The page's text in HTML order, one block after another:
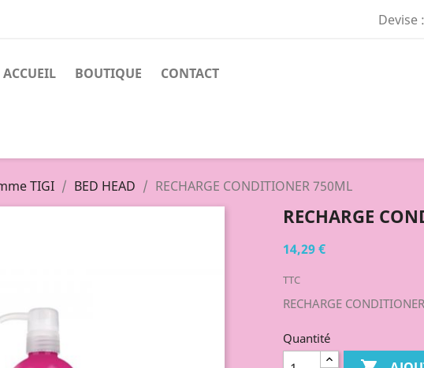
Devise :
ACCUEIL BOUTIQUE CONTACT
TIGI BED HEAD RECHARGE CONDITIONER 750ML
RECHARGE
14,29 €
TTC
RECHARGE
Quantité